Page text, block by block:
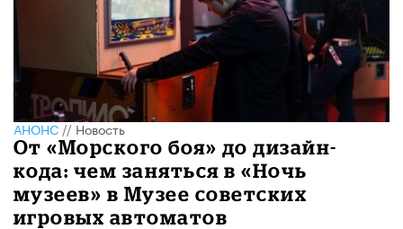
АНОНС//Новость
От «Морского боя» до дизайн-
кода: чем заняться в «Ночь
музеев» в Музее советских
игровых автоматов